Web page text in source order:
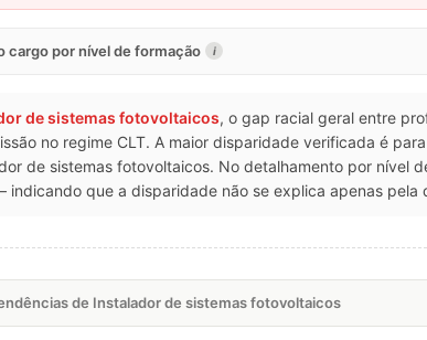
cargo por nível de formação i
de sistemas fotovoltaicos, o gap racial geral entre
no regime CLT. A maior disparidade verificada é para
de sistemas fotovoltaicos. No detalhamento por nível
indicando que a disparidade não se explica apenas pela
de Instalador de sistemas fotovoltaicos